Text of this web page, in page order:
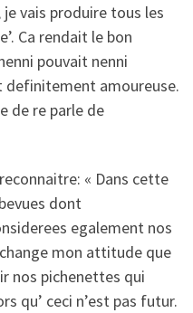
je vais produire tous les
Ca rendait le bon
pouvait nenni
definitement amoureuse.
de re parle de
« Dans cette
dont
egalement nos
mon attitude que
nos pichenettes qui
qu’ ceci n’est pas futur.